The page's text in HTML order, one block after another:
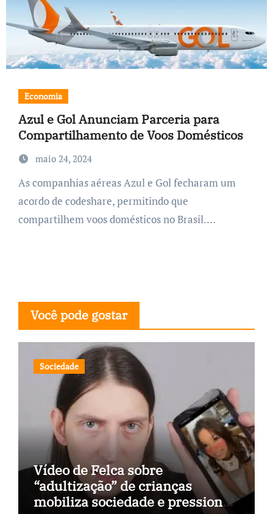
Economia
Azul e Gol Anunciam Parceria para
Compartilhamento de Voos Domésticos
maio 24, 2024
As companhias aéreas Azul e Gol fecharam um
acordo de codeshare, permitindo que
compartilhem voos domésticos no Brasil.…
Você pode gostar
Sociedade
Vídeo de Felca sobre
“adultização” de crianças
mobiliza sociedade e pressiona